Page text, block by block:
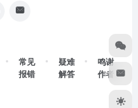
常见
报错
疑难
解答
鸣谢
作者